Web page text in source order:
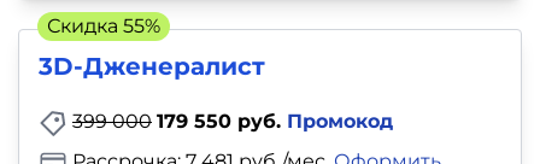
3D-Дженералист
399 000 179 550 руб. Промокод
Скидка 55%